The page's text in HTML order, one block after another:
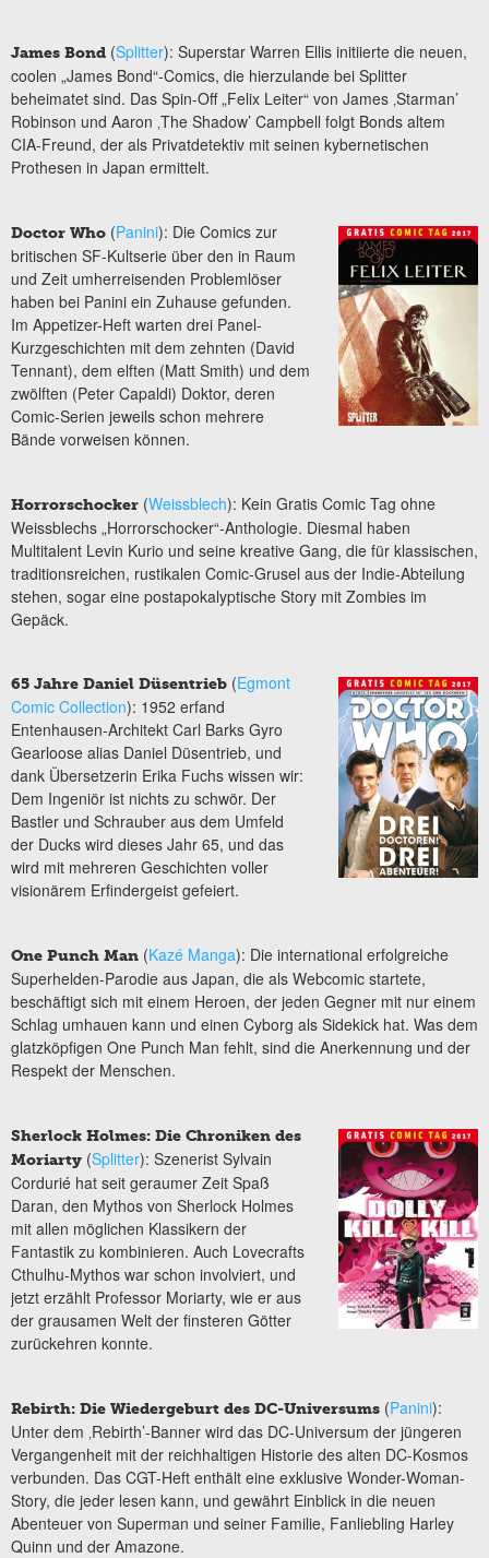
James Bond (Splitter): Superstar Warren Ellis initiierte die neuen,
coolen „James Bond“-Comics, die hierzulande bei Splitter
beheimatet sind. Das Spin-Off „Felix Leiter“ von James ‚Starman’
Robinson und Aaron ‚The Shadow’ Campbell folgt Bonds altem
CIA-Freund, der als Privatdetektiv mit seinen kybernetischen
Prothesen in Japan ermittelt.
Doctor Who (Panini): Die Comics zur
britischen SF-Kultserie über den in Raum
und Zeit umherreisenden Problemlöser
haben bei Panini ein Zuhause gefunden.
Im Appetizer-Heft warten drei Panel-
Kurzgeschichten mit dem zehnten (David
Tennant), dem elften (Matt Smith) und dem
zwölften (Peter Capaldi) Doktor, deren
Comic-Serien jeweils schon mehrere
Bände vorweisen können.
Horrorschocker (Weissblech): Kein Gratis Comic Tag ohne
Weissblechs „Horrorschocker“-Anthologie. Diesmal haben
Multitalent Levin Kurio und seine kreative Gang, die für klassischen,
traditionsreichen, rustikalen Comic-Grusel aus der Indie-Abteilung
stehen, sogar eine postapokalyptische Story mit Zombies im
Gepäck.
65 Jahre Daniel Düsentrieb (Egmont
Comic Collection): 1952 erfand
Entenhausen-Architekt Carl Barks Gyro
Gearloose alias Daniel Düsentrieb, und
dank Übersetzerin Erika Fuchs wissen wir:
Dem Ingeniör ist nichts zu schwör. Der
Bastler und Schrauber aus dem Umfeld
der Ducks wird dieses Jahr 65, und das
wird mit mehreren Geschichten voller
visionärem Erfindergeist gefeiert.
One Punch Man (Kazé Manga): Die international erfolgreiche
Superhelden-Parodie aus Japan, die als Webcomic startete,
beschäftigt sich mit einem Heroen, der jeden Gegner mit nur einem
Schlag umhauen kann und einen Cyborg als Sidekick hat. Was dem
glatzköpfigen One Punch Man fehlt, sind die Anerkennung und der
Respekt der Menschen.
Sherlock Holmes: Die Chroniken des
Moriarty (Splitter): Szenerist Sylvain
Cordurié hat seit geraumer Zeit Spaß
Daran, den Mythos von Sherlock Holmes
mit allen möglichen Klassikern der
Fantastik zu kombinieren. Auch Lovecrafts
Cthulhu-Mythos war schon involviert, und
jetzt erzählt Professor Moriarty, wie er aus
der grausamen Welt der finsteren Götter
zurückehren konnte.
Rebirth: Die Wiedergeburt des DC-Universums (Panini):
Unter dem ‚Rebirth’-Banner wird das DC-Universum der jüngeren
Vergangenheit mit der reichhaltigen Historie des alten DC-Kosmos
verbunden. Das CGT-Heft enthält eine exklusive Wonder-Woman-
Story, die jeder lesen kann, und gewährt Einblick in die neuen
Abenteuer von Superman und seiner Familie, Fanliebling Harley
Quinn und der Amazone.